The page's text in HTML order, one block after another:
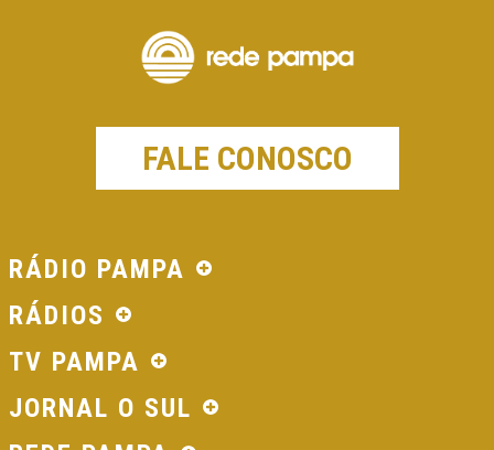
FALE CONOSCO
RÁDIO PAMPA
RÁDIOS
TV PAMPA
JORNAL O SUL